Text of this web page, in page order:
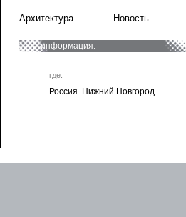
Архитектура Новость
информация:
где:
Россия. Нижний Новгород